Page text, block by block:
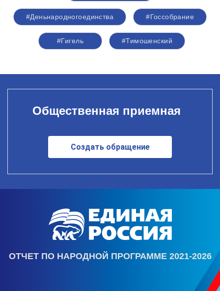
#Деньнародногоединства #Госсобрание
#Гигель #Тимошенский
Общественная приемная
Создать обращение
ОТЧЕТ ПО НАРОДНОЙ ПРОГРАММЕ 2021-2026